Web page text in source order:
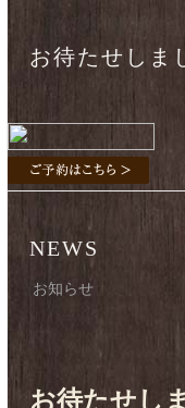
お待たせしま
NEWS
お知らせ
お待たせし